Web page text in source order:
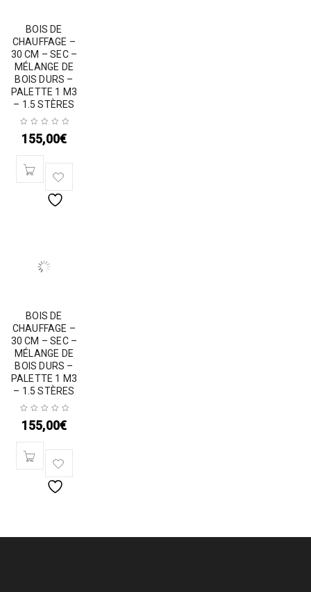
BOIS DE
CHAUFFAGE –
30 CM – SEC –
MÉLANGE DE
BOIS DURS –
PALETTE 1 M3
– 1.5 STÈRES
155,00€
BOIS DE
CHAUFFAGE –
30 CM – SEC –
MÉLANGE DE
BOIS DURS –
PALETTE 1 M3
– 1.5 STÈRES
155,00€